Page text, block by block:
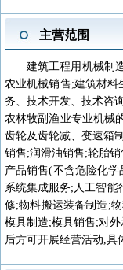
主营范围
建筑工程用机械制
农业机械销售;建筑材料
务、技术开发、技术咨
农林牧副渔业专业机械
齿轮及齿轮减、变速箱
销售;润滑油销售;轮胎
产品销售(不含危险化
系统集成服务;人工智
修;物料搬运装备制造;
模具制造;模具销售;对
后方可开展经营活动,具